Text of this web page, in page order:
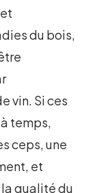
du bois,
vin. Si ces
temps,
ceps, une
et
qualité du